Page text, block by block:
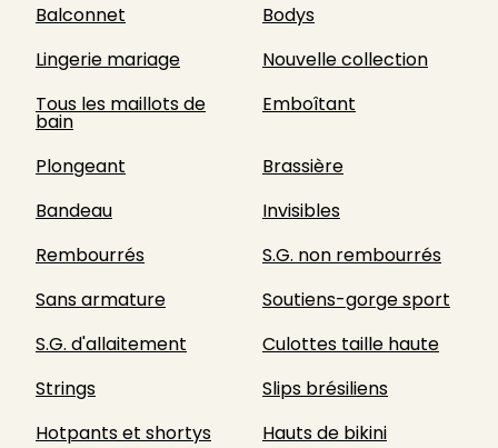
Balconnet
Bodys
Lingerie mariage
Nouvelle collection
Tous les maillots de
bain
Emboîtant
Plongeant
Brassière
Bandeau
Invisibles
Rembourrés
S.G. non rembourrés
Sans armature
Soutiens-gorge sport
S.G. d'allaitement
Culottes taille haute
Strings
Slips brésiliens
Hotpants et shortys
Hauts de bikini